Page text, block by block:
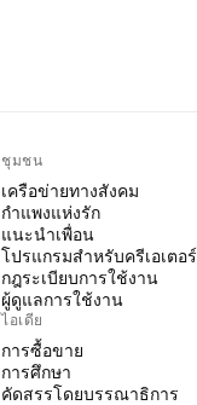
ชุมชน
เครือข่ายทางสังคม
กำแพงแห่งรัก
แนะนำเพื่อน
โปรแกรมสำหรับครีเอเตอร์
กฎระเบียบการใช้งาน
ผู้ดูแลการใช้งาน
ไอเดีย
การซื้อขาย
การศึกษา
คัดสรรโดยบรรณาธิการ